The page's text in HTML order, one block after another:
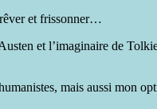
rêver et frissonner…
et l’imaginaire de
mais aussi mon